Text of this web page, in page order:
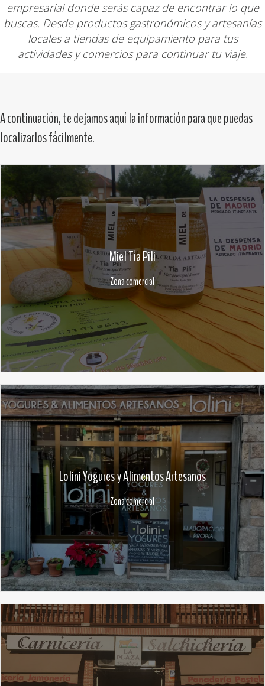
empresarial donde serás capaz de encontrar lo que
buscas. Desde productos gastronómicos y artesanías
locales a tiendas de equipamiento para tus
actividades y comercios para continuar tu viaje.
A continuación, te dejamos aquí la información para que puedas
localizarlos fácilmente.
Miel Tía Pili
Zona comercial
Lolini Yogures y Alimentos Artesanos
Zona comercial